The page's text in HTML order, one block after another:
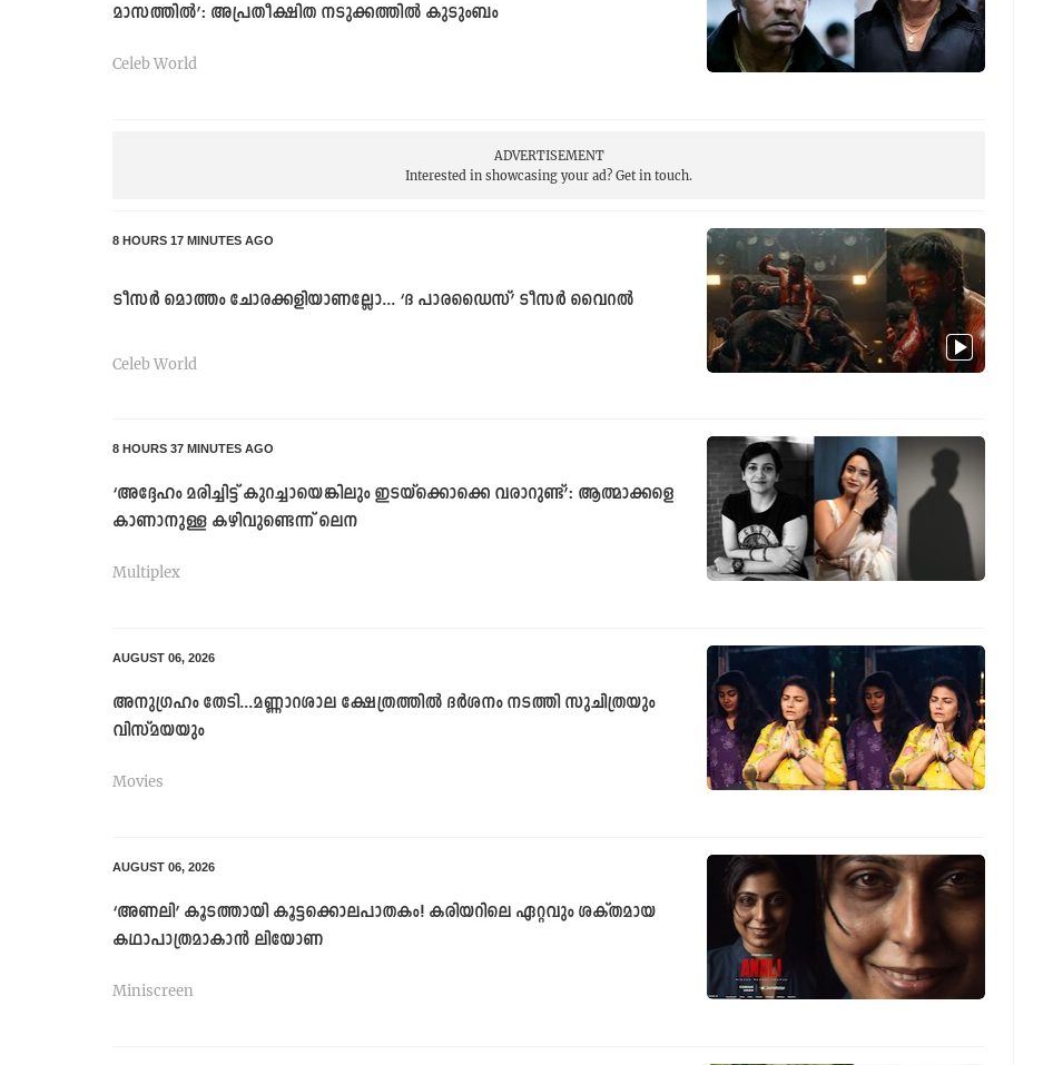
മാസത്തിൽ’: അപ്രതീക്ഷിത നടുക്കത്തിൽ കുടുംബം
Celeb World
ADVERTISEMENT
Interested in showcasing your ad?Get in touch.
8 HOURS 17 MINUTES AGO
ടീസർ മൊത്തം ചോരക്കളിയാണല്ലോ... ‘ദ പാരഡൈസ്’ ടീസർ വൈറൽ
Celeb World
8 HOURS 37 MINUTES AGO
‘അദ്ദേഹം മരിച്ചിട്ട് കുറച്ചായെങ്കിലും ഇടയ്ക്കൊക്കെ വരാറുണ്ട്’: ആത്മാക്കളെ
കാണാനുള്ള കഴിവുണ്ടെന്ന് ലെന
Multiplex
AUGUST 06, 2026
അനുഗ്രഹം തേടി...മണ്ണാറശാല ക്ഷേത്രത്തിൽ ദർശനം നടത്തി സുചിത്രയും
വിസ്മയയും
Movies
AUGUST 06, 2026
‘അണലി’ കൂടത്തായി കൂട്ടക്കൊലപാതകം! കരിയറിലെ ഏറ്റവും ശക്തമായ
കഥാപാത്രമാകാൻ ലിയോണ
Miniscreen